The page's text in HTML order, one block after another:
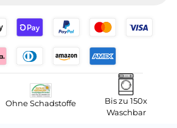
Ohne Schadstoffe
Bis zu 150x
Waschbar